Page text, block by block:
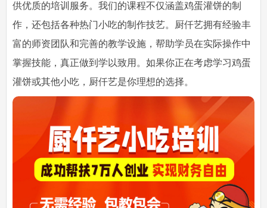
供优质的培训服务。我们的课程不仅涵盖鸡蛋灌饼的制
作，还包括各种热门小吃的制作技艺。厨仟艺拥有经验丰
富的师资团队和完善的教学设施，帮助学员在实际操作中
掌握技能，真正做到学以致用。如果你正在考虑学习鸡蛋
灌饼或其他小吃，厨仟艺是你理想的选择。